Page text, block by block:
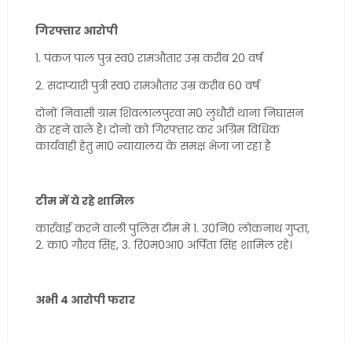
गिरफ्तार आरोपी
1. पंकज पाल पुत्र स्व0 रामऔतार उम्र करीब 20 वर्ष
2. सदाप्यारी पुत्री स्व0 रामऔतार उम्र करीब 60 वर्ष
दोनों निवासी ग्राम शिवलालपुरवा म0 लुधौरी थाना निघासन
के रहने वाले हैं। दोनों को गिरफ्तार कर अग्रिम विधिक
कार्यवाही हेतु मा0 न्यायालय के समक्ष भेजा जा रहा है
टीम में ये रहे शामिल
कार्रवाई करने वाली पुलिस टीम में 1. उ0नि0 लोकनाथ गुप्ता,
2. का0 गौरव सिंह, 3. रि0म0आ0 अर्पिता सिंह शामिल रहे।
अभी 4 आरोपी फरार